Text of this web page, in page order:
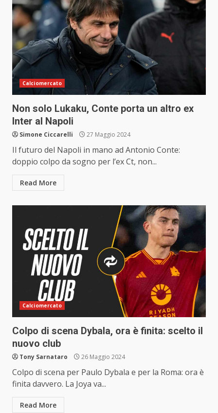
Calciomercato
Non solo Lukaku, Conte porta un altro ex
Inter al Napoli
Simone Ciccarelli 27 Maggio 2024
Il futuro del Napoli in mano ad Antonio Conte:
doppio colpo da sogno per l’ex Ct, non...
Read More
Calciomercato
Colpo di scena Dybala, ora è finita: scelto il
nuovo club
Tony Sarnataro 26 Maggio 2024
Colpo di scena per Paulo Dybala e per la Roma: ora è
finita davvero. La Joya va...
Read More